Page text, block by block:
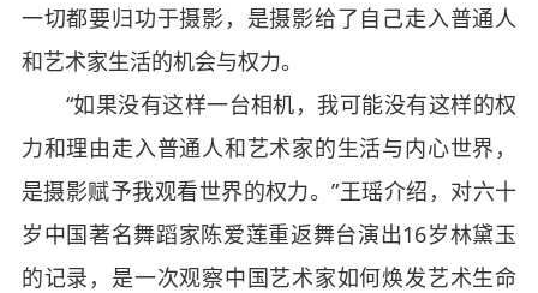
一切都要归功于摄影，是摄影给了自己走入普通人
和艺术家生活的机会与权力。
“如果没有这样一台相机，我可能没有这样的权
力和理由走入普通人和艺术家的生活与内心世界，
是摄影赋予我观看世界的权力。”王瑶介绍，对六十
岁中国著名舞蹈家陈爱莲重返舞台演出16岁林黛玉
的记录，是一次观察中国艺术家如何焕发艺术生命